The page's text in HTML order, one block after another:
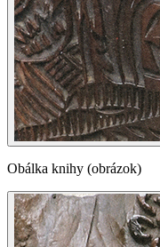
Obálka knihy (obrázok)